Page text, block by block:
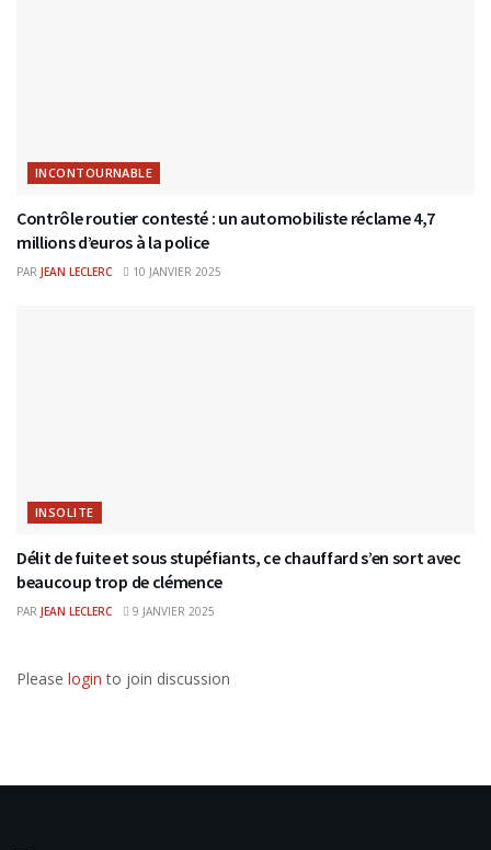
INCONTOURNABLE
Contrôle routier contesté : un automobiliste réclame 4,7
millions d’euros à la police
PAR JEAN LECLERC 10 JANVIER 2025
INSOLITE
Délit de fuite et sous stupéfiants, ce chauffard s’en sort avec
beaucoup trop de clémence
PAR JEAN LECLERC 9 JANVIER 2025
Please login to join discussion